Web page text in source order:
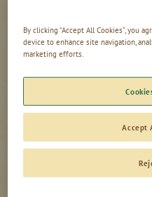
Herb-fruchtig und
Sodawasser
CASSIS LIKÖR:
FRANZÖSISCHE
In dem Cassis Likör
intensive Geschmack
By clicking “Accept All Cookies”, you
device to enhance site navigation,
marketing efforts.
Accept